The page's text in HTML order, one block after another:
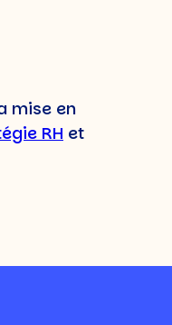
mise en
RH et